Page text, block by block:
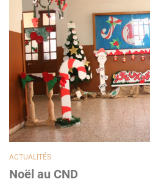
ACTUALITÉS
Noël au CND